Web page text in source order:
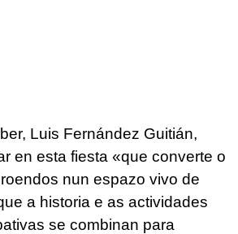
Luis Fernández Guitián,
en esta fiesta «que converte o
nun espazo vivo de
a historia e as actividades
se combinan para